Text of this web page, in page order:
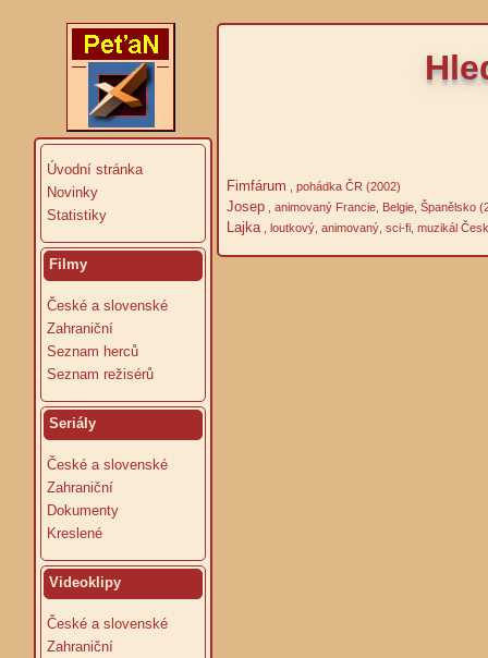
Úvodní stránka
Novinky
Statistiky
Filmy
České a slovenské
Zahraniční
Seznam herců
Seznam režisérů
Seriály
České a slovenské
Zahraniční
Dokumenty
Kreslené
Videoklipy
České a slovenské
Zahraniční
Fimfárum , pohádka ČR (2002)
Josep , animovaný Francie, Belgie, Španělsko
Lajka , loutkový, animovaný, sci-fi, muzikál